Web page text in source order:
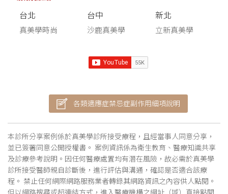
台北
真美學時尚
台中
沙鹿真美學
新北
立新真美學
各類適應症禁忌症副作用細項說明
本診所分享案例係於真美學診所接受療程，且經當事人同意分享，
並已簽署同意公開授權書。 案例資訊係為衛生教育、醫療知識共享
及診療參考說明。因任何醫療處置均有潛在風險，故必需於真美學
診所接受醫師親自診斷後，進行評估與溝通，確認是否適合該療
程。 禁止任何網際網路服務業者轉錄其網路資訊之內容供人點閱。
但以網路搜尋或超連結方式，進入醫療機構之網址（域）直接點閱